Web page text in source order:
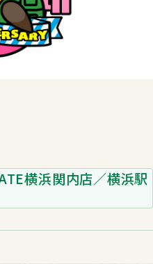
横浜関内店／横浜駅